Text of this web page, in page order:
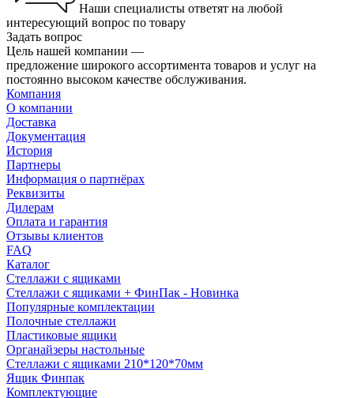
Наши специалисты ответят на любой
интересующий вопрос по товару
Задать вопрос
Цель нашей компании —
предложение широкого ассортимента товаров и услуг на
постоянно высоком качестве обслуживания.
Компания
О компании
Доставка
Документация
История
Партнеры
Информация о партнёрах
Реквизиты
Дилерам
Оплата и гарантия
Отзывы клиентов
FAQ
Каталог
Стеллажи с ящиками
Стеллажи с ящиками + ФинПак - Новинка
Популярные комплектации
Полочные стеллажи
Пластиковые ящики
Органайзеры настольные
Стеллажи с ящиками 210*120*70мм
Ящик Финпак
Комплектующие